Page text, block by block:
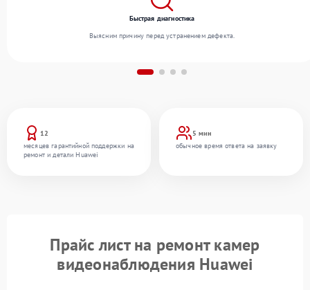
12
месяцев гарантийной поддержки на
ремонт и детали Huawei
5 мин
обычное время ответа на заявку
Быстрая диагностика
Выясним причину перед устранением дефекта.
Прайс лист на ремонт камер
видеонаблюдения Huawei